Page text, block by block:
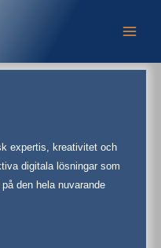
expertis, kreativitet och
digitala lösningar som
den hela nuvarande